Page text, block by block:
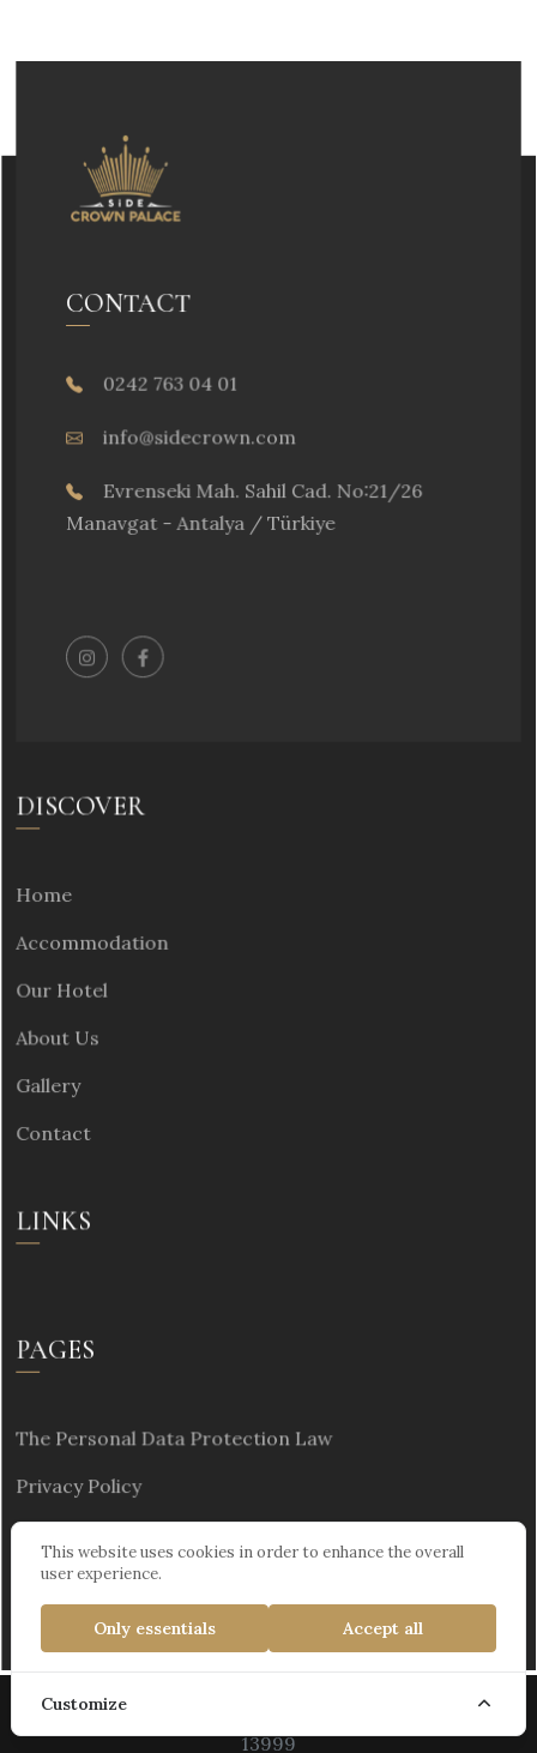
This website uses cookies in order to enhance the overall
user experience.
Only essentials Accept all
Customize
CONTACT
0242 763 04 01
info@sidecrown.com
Evrenseki Mah. Sahil Cad. No:21/26
Manavgat - Antalya / Türkiye
DISCOVER
Home
Accommodation
Our Hotel
About Us
Gallery
Contact
LINKS
PAGES
The Personal Data Protection Law
Privacy Policy
Kültür ve Turizm Bakanlığı Turizm İşletme Belgesi :
13999